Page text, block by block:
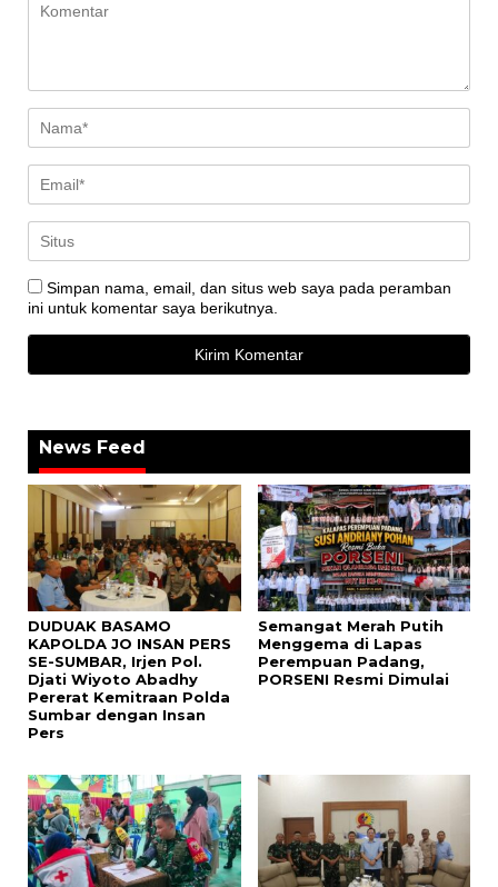
Simpan nama, email, dan situs web saya pada peramban
ini untuk komentar saya berikutnya.
News Feed
DUDUAK BASAMO
KAPOLDA JO INSAN PERS
SE-SUMBAR, Irjen Pol.
Djati Wiyoto Abadhy
Pererat Kemitraan Polda
Sumbar dengan Insan
Pers
Semangat Merah Putih
Menggema di Lapas
Perempuan Padang,
PORSENI Resmi Dimulai